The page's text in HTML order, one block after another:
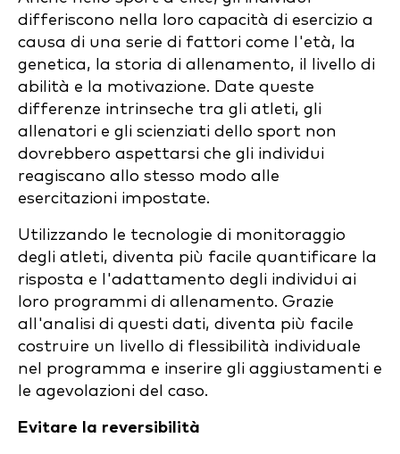
differiscono nella loro capacità di esercizio a
causa di una serie di fattori come l'età, la
genetica, la storia di allenamento, il livello di
abilità e la motivazione. Date queste
differenze intrinseche tra gli atleti, gli
allenatori e gli scienziati dello sport non
dovrebbero aspettarsi che gli individui
reagiscano allo stesso modo alle
esercitazioni impostate.
Utilizzando le tecnologie di monitoraggio
degli atleti, diventa più facile quantificare la
risposta e l'adattamento degli individui ai
loro programmi di allenamento. Grazie
all'analisi di questi dati, diventa più facile
costruire un livello di flessibilità individuale
nel programma e inserire gli aggiustamenti e
le agevolazioni del caso.
Evitare la reversibilità